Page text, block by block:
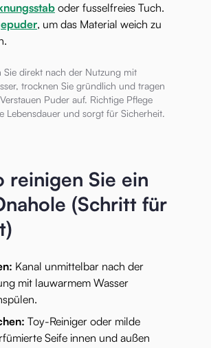
oder fusselfreies Tuch.
, um das Material weich zu
Sie direkt nach der Nutzung mit
trocknen Sie gründlich und tragen
Puder auf. Richtige Pflege
Lebensdauer und sorgt für Sicherheit.
reinigen Sie ein
(Schritt für
Kanal unmittelbar nach der
mit lauwarmem Wasser
Toy-Reiniger oder milde
Seife innen und außen